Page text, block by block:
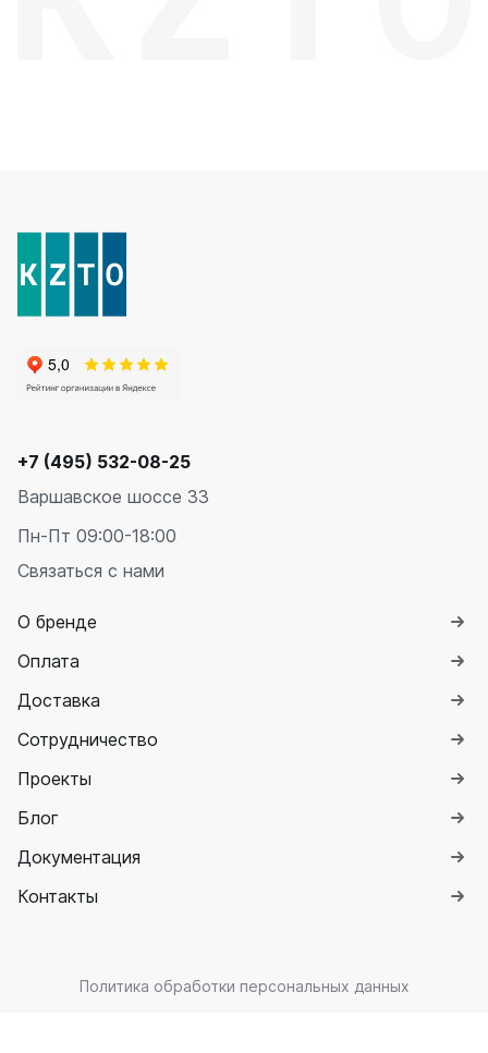
+7 (495) 532-08-25
Варшавское шоссе 33
Пн-Пт 09:00-18:00
Связаться с нами
О бренде
Оплата
Доставка
Сотрудничество
Проекты
Блог
Документация
Контакты
Политика обработки персональных данных